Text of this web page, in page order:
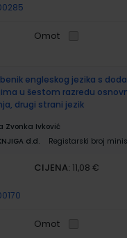
Omot
engleskog jezika s
u šestom razredu
drugi strani jezik
Zvonka Ivković
d.d. Registarski broj
CIJENA: 11,08 €
Omot